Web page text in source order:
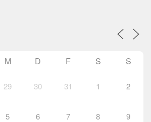
M D F S S
29 30 31 1 2
5 6 7 8 9